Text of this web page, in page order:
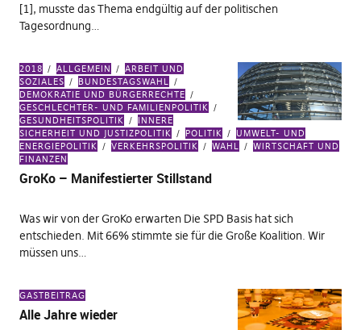
[1], musste das Thema endgültig auf der politischen
Tagesordnung…
2018 ALLGEMEIN
ARBEIT UND
SOZIALES
BUNDESTAGSWAHL
DEMOKRATIE UND BÜRGERRECHTE
GESCHLECHTER- UND FAMILIENPOLITIK
GESUNDHEITSPOLITIK
INNERE
SICHERHEIT UND JUSTIZPOLITIK
POLITIK
UMWELT- UND
ENERGIEPOLITIK
VERKEHRSPOLITIK WAHL
WIRTSCHAFT UND
FINANZEN
GroKo – Manifestierter Stillstand
Was wir von der GroKo erwarten Die SPD Basis hat sich
entschieden. Mit 66% stimmte sie für die Große Koalition. Wir
müssen uns…
GASTBEITRAG
Alle Jahre wieder